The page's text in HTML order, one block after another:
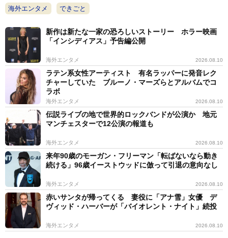
海外エンタメ できごと
新作は新たな一家の恐ろしいストーリー ホラー映画
「インシディアス」予告編公開
海外エンタメ 2026.08.10
ラテン系女性アーティスト 有名ラッパーに発音レク
チャーしていた ブルーノ・マーズらとアルバムでコ
ラボ
海外エンタメ 2026.08.10
伝説ライブの地で世界的ロックバンドが公演か 地元
マンチェスターで12公演の報道も
海外エンタメ 2026.08.10
来年90歳のモーガン・フリーマン「転ばないなら動き
続ける」96歳イーストウッドに倣って引退の意向なし
海外エンタメ 2026.08.10
赤いサンタが帰ってくる 妻役に「アナ雪」女優 デ
ヴィッド・ハーバーが「バイオレント・ナイト」続投
海外エンタメ 2026.08.10